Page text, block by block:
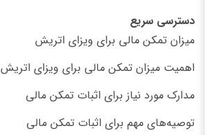
دسترسی سریع
میزان تمکن مالی برای ویزای اتریش
اهمیت میزان تمکن مالی برای ویزای اتریش
مدارک مورد نیاز برای اثبات تمکن مالی
توصیه‌های مهم برای اثبات تمکن مالی